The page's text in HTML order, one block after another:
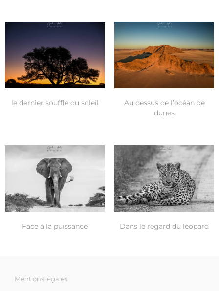
le dernier souffle du soleil
Au dessus de l’océan de
dunes
Face à la puissance Dans le regard du léopard
Mentions légales